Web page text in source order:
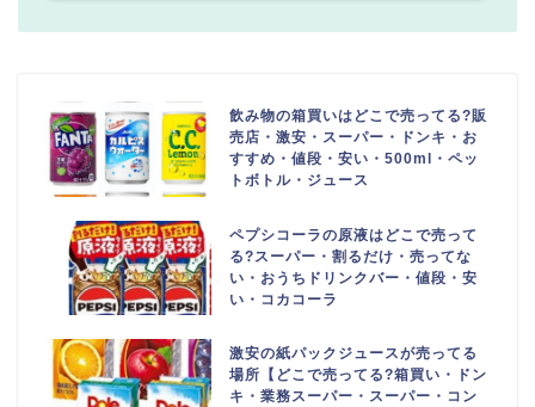
飲み物の箱買いはどこで売ってる?販
売店・激安・スーパー・ドンキ・お
すすめ・値段・安い・500ml・ペッ
トボトル・ジュース
ペプシコーラの原液はどこで売って
る?スーパー・割るだけ・売ってな
い・おうちドリンクバー・値段・安
い・コカコーラ
激安の紙パックジュースが売ってる
場所【どこで売ってる?箱買い・ドン
キ・業務スーパー・スーパー・コン